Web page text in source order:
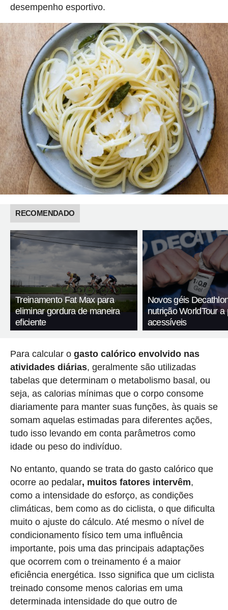
desempenho esportivo.
RECOMENDADO
Treinamento Fat Max para
eliminar gordura de maneira
eficiente
Novos géis
nutrição WorldTour a
acessíveis
Para calcular o gasto calórico envolvido nas
atividades diárias, geralmente são utilizadas
tabelas que determinam o metabolismo basal, ou
seja, as calorias mínimas que o corpo consome
diariamente para manter suas funções, às quais se
somam aquelas estimadas para diferentes ações,
tudo isso levando em conta parâmetros como
idade ou peso do indivíduo.
No entanto, quando se trata do gasto calórico que
ocorre ao pedalar, muitos fatores intervêm,
como a intensidade do esforço, as condições
climáticas, bem como as do ciclista, o que dificulta
muito o ajuste do cálculo. Até mesmo o nível de
condicionamento físico tem uma influência
importante, pois uma das principais adaptações
que ocorrem com o treinamento é a maior
eficiência energética. Isso significa que um ciclista
treinado consome menos calorias em uma
determinada intensidade do que outro de